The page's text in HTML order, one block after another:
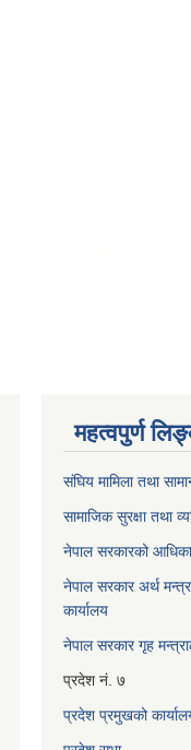
महत्वपुर्ण
संघिय मामिला तथा
सामाजिक सुरक्षा तथा
नेपाल सरकारको
नेपाल सरकार अर्थ
कार्यालय
नेपाल सरकार गृह
प्रदेश नं. ७
प्रदेश प्रमुखको